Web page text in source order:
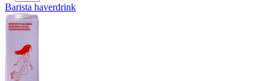
Barista haverdrink